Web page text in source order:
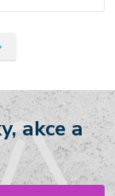
akce a